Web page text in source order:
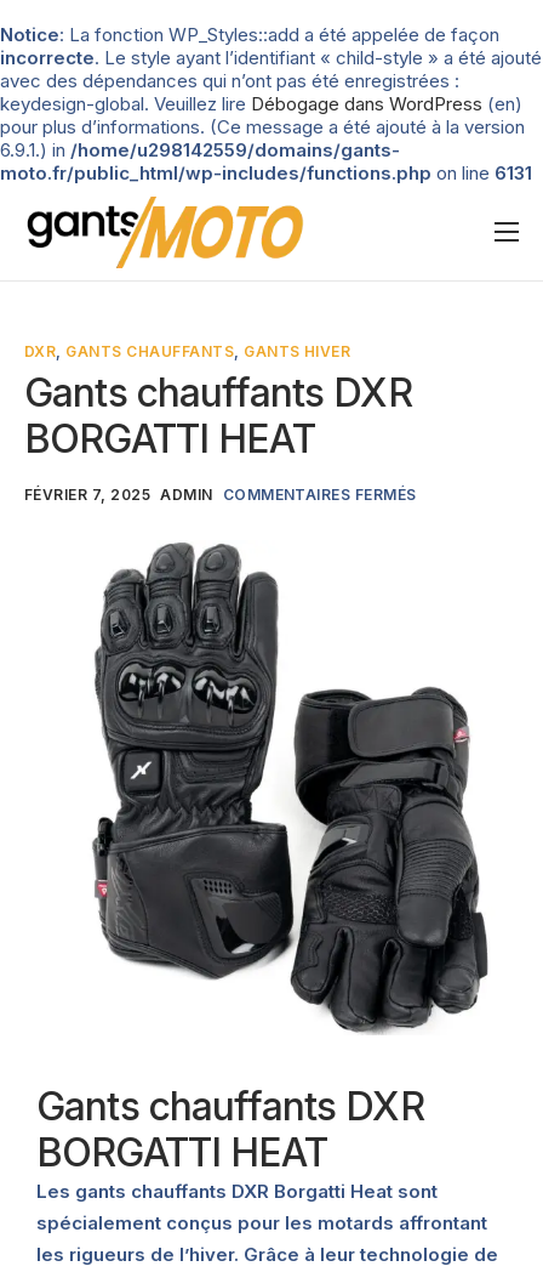
Notice: La fonction WP_Styles::add a été appelée de façon
incorrecte. Le style ayant l’identifiant « child-style » a été ajouté
avec des dépendances qui n’ont pas été enregistrées :
keydesign-global. Veuillez lire Débogage dans WordPress (en)
pour plus d’informations. (Ce message a été ajouté à la version
6.9.1.) in /home/u298142559/domains/gants-
moto.fr/public_html/wp-includes/functions.php on line 6131
Nos tests
Types de gants
Guide d’achat
DXR GANTS CHAUFFANTS GANTS HIVER
Gants chauffants DXR
BORGATTI HEAT
FÉVRIER 7, 2025 ADMIN COMMENTAIRES FERMÉS
Gants chauffants DXR
BORGATTI HEAT
Les gants chauffants DXR Borgatti Heat sont
spécialement conçus pour les motards affrontant
les rigueurs de l’hiver. Grâce à leur technologie de